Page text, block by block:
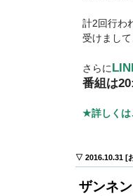
計2回行わ
受けまし
さらに
番組は
★詳しくは
▽ 2016.10.31 [
ザンネ